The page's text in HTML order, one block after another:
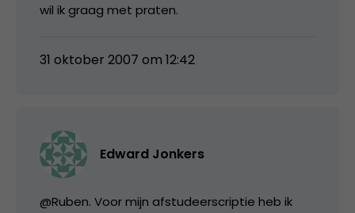
wil ik graag met praten.
31 oktober 2007 om 12:42
Edward Jonkers
@Ruben. Voor mijn afstudeerscriptie heb ik